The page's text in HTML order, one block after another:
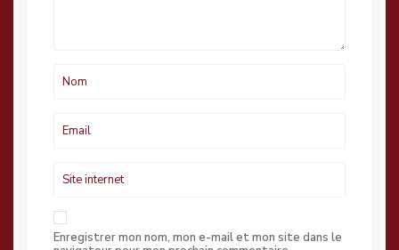
Enregistrer mon nom, mon e-mail et mon site dans le